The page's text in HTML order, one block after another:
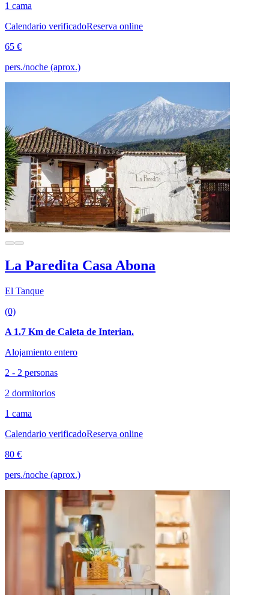
1 cama
Calendario verificadoReserva online
65 €
pers./noche (aprox.)
La Paredita Casa Abona
El Tanque
(0)
A 1.7 Km de Caleta de Interian.
Alojamiento entero
2 - 2 personas
2 dormitorios
1 cama
Calendario verificadoReserva online
80 €
pers./noche (aprox.)